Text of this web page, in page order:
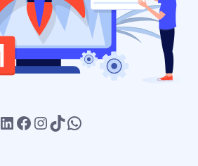
LinkedIn
Facebook
Instagram
TikTokWhatsApp